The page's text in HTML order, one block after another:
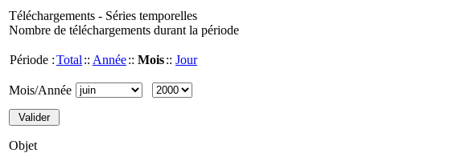
Téléchargements - Séries temporelles
Nombre de téléchargements durant la période
Période :Total :: Année:: Mois:: Jour
Mois/Année
Objet